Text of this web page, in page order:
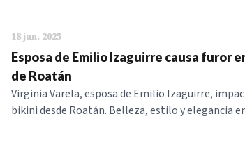
18 jun. 2025
Esposa de Emilio Izaguirre causa furor
de Roatán
Virginia Varela, esposa de Emilio Izaguirre,
bikini desde Roatán. Belleza, estilo y elegancia